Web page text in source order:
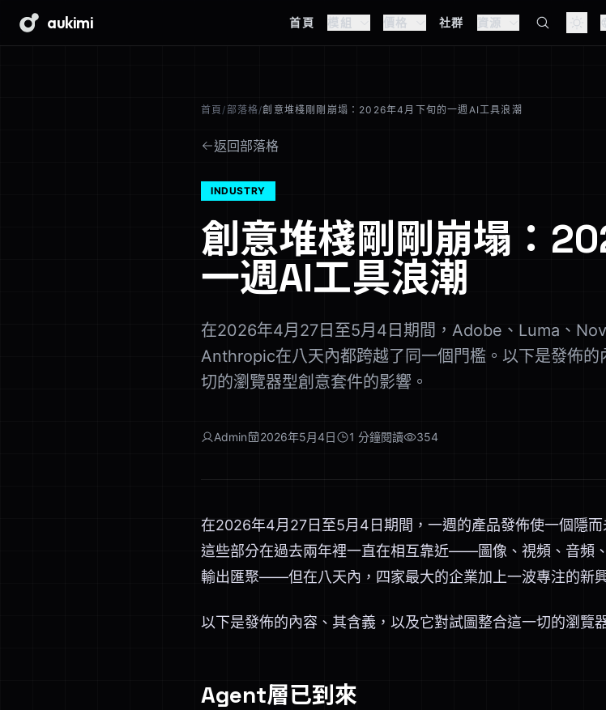
aukimi 首頁 模組 價格 社群 資源
首頁 /部落格/創意堆棧剛剛崩塌：2026年4月下旬的一週AI工具浪潮
返回部落格
INDUSTRY
創意堆棧剛剛崩塌：
一週AI工具浪潮
在2026年4月27日至5月4日期間，Adobe、Luma、
Anthropic在八天內都跨越了同一個門檻。以下是發佈
切的瀏覽器型創意套件的影響。
Admin 2026年5月4日 1 分鐘閱讀 354
在2026年4月27日至5月4日期間，一週的產品發佈使一個隱
這些部分在過去兩年裡一直在相互靠近——圖像、視頻、音頻
輸出匯聚——但在八天內，四家最大的企業加上一波專注的新
以下是發佈的內容、其含義，以及它對試圖整合這一切的瀏覽
Agent層已到來